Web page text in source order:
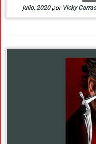
julio, 2020 por Vicky Carras